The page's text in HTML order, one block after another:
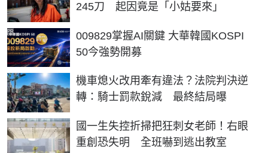
245刀 起因竟是「小姑要來」
009829掌握AI關鍵 大華韓國KOSPI
50今強勢開募
PR
機車熄火改用牽有違法？法院判決逆
轉：騎士罰款銳減 最終結局曝
國一生失控折掃把狂刺女老師！右眼
重創恐失明 全班嚇到逃出教室